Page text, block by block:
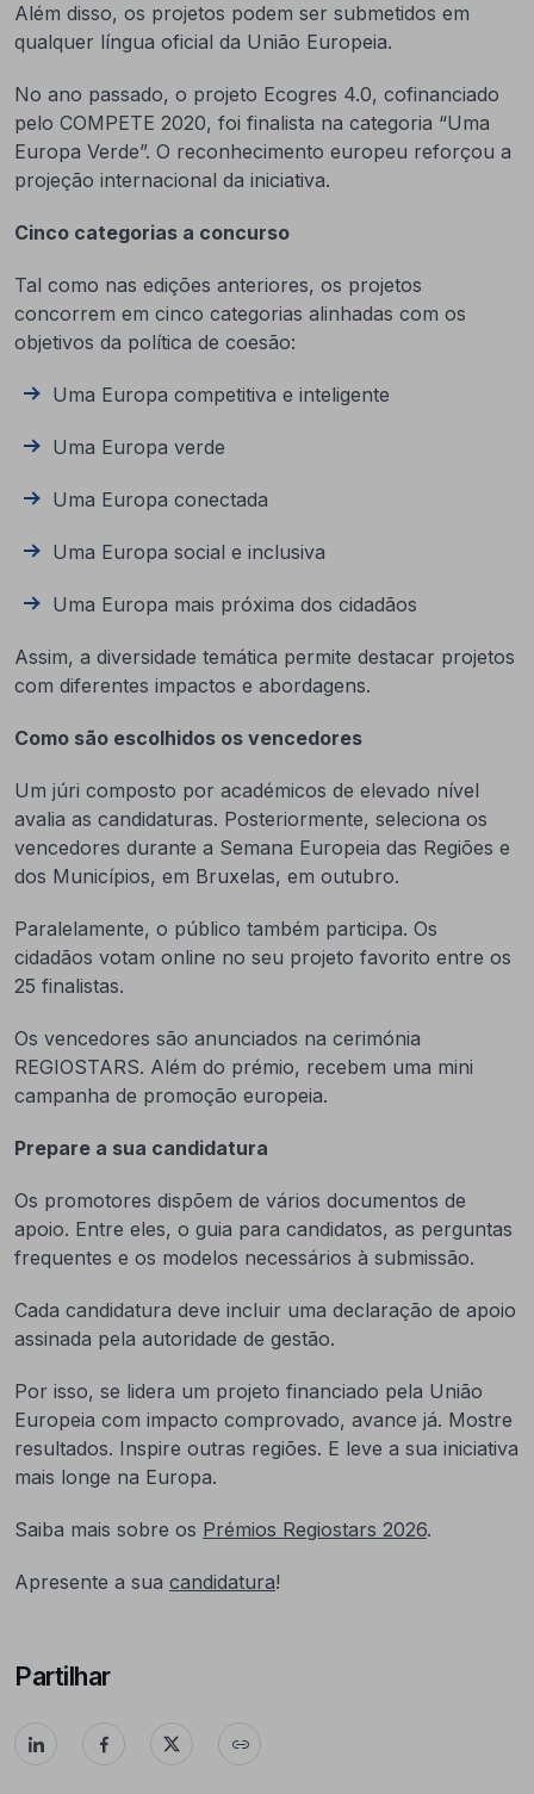
Além disso, os projetos podem ser submetidos em
qualquer língua oficial da União Europeia.
No ano passado, o projeto Ecogres 4.0, cofinanciado
pelo COMPETE 2020, foi finalista na categoria “Uma
Europa Verde”. O reconhecimento europeu reforçou a
projeção internacional da iniciativa.
Cinco categorias a concurso
Tal como nas edições anteriores, os projetos
concorrem em cinco categorias alinhadas com os
objetivos da política de coesão:
Uma Europa competitiva e inteligente
Uma Europa verde
Uma Europa conectada
Uma Europa social e inclusiva
Uma Europa mais próxima dos cidadãos
Assim, a diversidade temática permite destacar projetos
com diferentes impactos e abordagens.
Como são escolhidos os vencedores
Um júri composto por académicos de elevado nível
avalia as candidaturas. Posteriormente, seleciona os
vencedores durante a Semana Europeia das Regiões e
dos Municípios, em Bruxelas, em outubro.
Paralelamente, o público também participa. Os
cidadãos votam online no seu projeto favorito entre os
25 finalistas.
Os vencedores são anunciados na cerimónia
REGIOSTARS. Além do prémio, recebem uma mini
campanha de promoção europeia.
Prepare a sua candidatura
Os promotores dispõem de vários documentos de
apoio. Entre eles, o guia para candidatos, as perguntas
frequentes e os modelos necessários à submissão.
Cada candidatura deve incluir uma declaração de apoio
assinada pela autoridade de gestão.
Por isso, se lidera um projeto financiado pela União
Europeia com impacto comprovado, avance já. Mostre
resultados. Inspire outras regiões. E leve a sua iniciativa
mais longe na Europa.
Saiba mais sobre os Prémios Regiostars 2026.
Apresente a sua candidatura!
Partilhar